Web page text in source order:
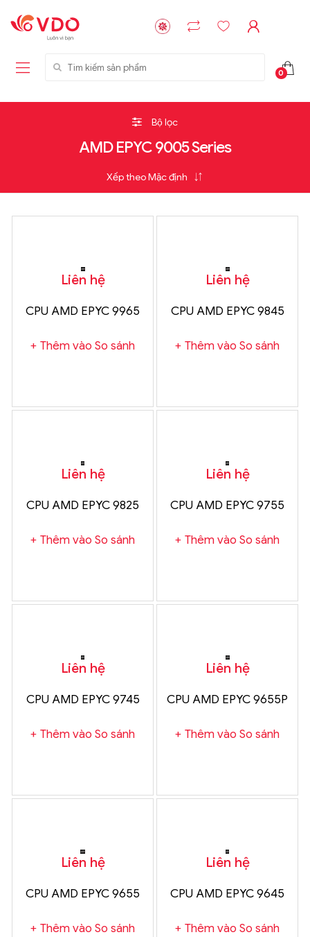
Tìm kiếm sản phẩm
0
Bộ lọc
AMD EPYC 9005 Series
Liên hệ
CPU AMD EPYC 9965
Thêm vào So sánh
Liên hệ
CPU AMD EPYC 9845
Thêm vào So sánh
Liên hệ
CPU AMD EPYC 9825
Thêm vào So sánh
Liên hệ
CPU AMD EPYC 9755
Thêm vào So sánh
Liên hệ
CPU AMD EPYC 9745
Thêm vào So sánh
Liên hệ
CPU AMD EPYC 9655P
Thêm vào So sánh
Liên hệ
CPU AMD EPYC 9655
Thêm vào So sánh
Liên hệ
CPU AMD EPYC 9645
Thêm vào So sánh